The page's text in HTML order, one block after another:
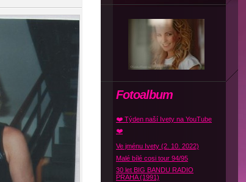
Fotoalbum
❤️ Týden naší Ivety na YouTube
❤️
Ve jménu Ivety (2. 10. 2022)
Malé bílé cosi tour 94/95
30 let BIG BANDU RADIO
PRAHA (1991)